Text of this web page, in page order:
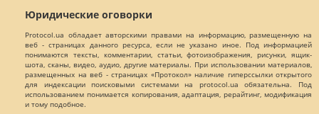
Юридические оговорки
Protocol.ua обладает авторскими правами на информацию, размещенную на
веб - страницах данного ресурса, если не указано иное. Под информацией
понимаются тексты, комментарии, статьи, фотоизображения, рисунки, ящик-
шота, сканы, видео, аудио, другие материалы. При использовании материалов,
размещенных на веб - страницах «Протокол» наличие гиперссылки открытого
для индексации поисковыми системами на protocol.ua обязательна. Под
использованием понимается копирования, адаптация, рерайтинг, модификация
и тому подобное.